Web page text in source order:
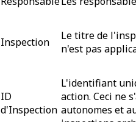
Inspection
Le titre de
n'est pas
ID
d'Inspection
L'identifiant
action. Ceci ne
autonomes et